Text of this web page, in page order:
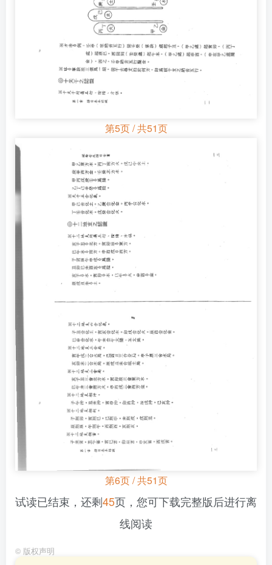
第5页 / 共51页
第6页 / 共51页
试读已结束，还剩45页，您可下载完整版后进行离
线阅读
© 版权声明